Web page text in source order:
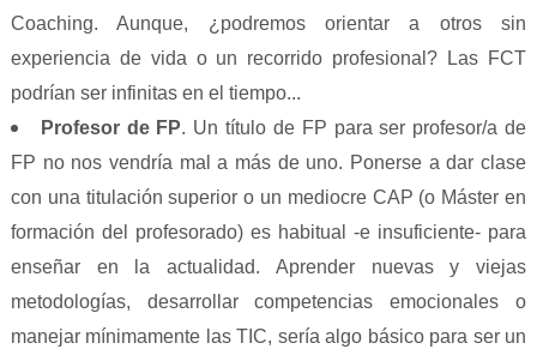
Coaching. Aunque, ¿podremos orientar a otros sin
experiencia de vida o un recorrido profesional? Las FCT
podrían ser infinitas en el tiempo...
Profesor de FP. Un título de FP para ser profesor/a de
FP no nos vendría mal a más de uno. Ponerse a dar clase
con una titulación superior o un mediocre CAP (o Máster en
formación del profesorado) es habitual -e insuficiente- para
enseñar en la actualidad. Aprender nuevas y viejas
metodologías, desarrollar competencias emocionales o
manejar mínimamente las TIC, sería algo básico para ser un